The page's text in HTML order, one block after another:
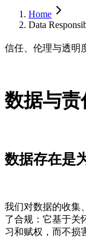
Home
Data
信任、伦理与透明
数据与责
数据存在是
我们对数据的收集
了合规：它基于关
习和赋权，而不损